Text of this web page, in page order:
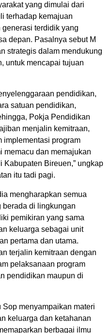
yang dimulai dari
terhadap kemajuan
terdidik yang
depan. Pasalnya sebut M
strategis dalam mendukung
untuk mencapai tujuan
pendidikan,
satuan pendidikan,
Pokja Pendidikan
menjalin kemitraan,
implementasi program
memacu dan memajukan
Bireuen,” ungkap
itu tadi pagi.
mengharapkan semua
berada di lingkungan
pemikiran yang sama
keluarga sebagai unit
pertama dan utama.
terjalin kemitraan dengan
pelaksanaan program
pendidikan maupun di
menyampaikan materi
keluarga dan ketahanan
berbagai ilmu